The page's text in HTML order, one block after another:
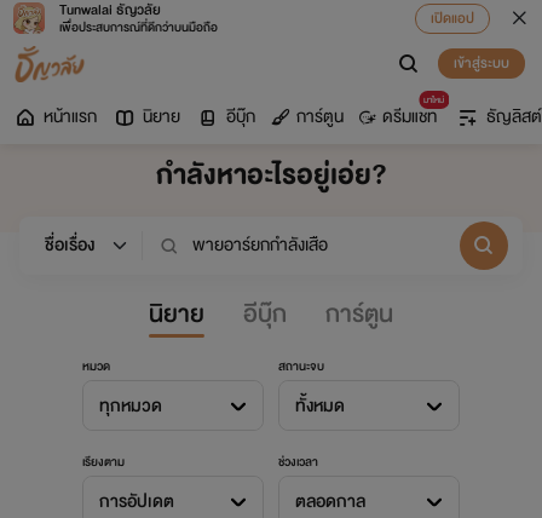
Tunwalai ธัญวลัย
เพื่อประสบการณ์ที่ดีกว่าบนมือถือ
เปิดแอป
เข้าสู่ระบบ
หน้าแรก นิยาย อีบุ๊ก การ์ตูน
มาใหม่
ดรีมแชท ธัญลิสต์
กำลังหาอะไรอยู่เอ่ย?
นิยาย อีบุ๊ก การ์ตูน
หมวด
ทุกหมวด
สถานะจบ
ทั้งหมด
เรียงตาม
การอัปเดต
ช่วงเวลา
ตลอดกาล